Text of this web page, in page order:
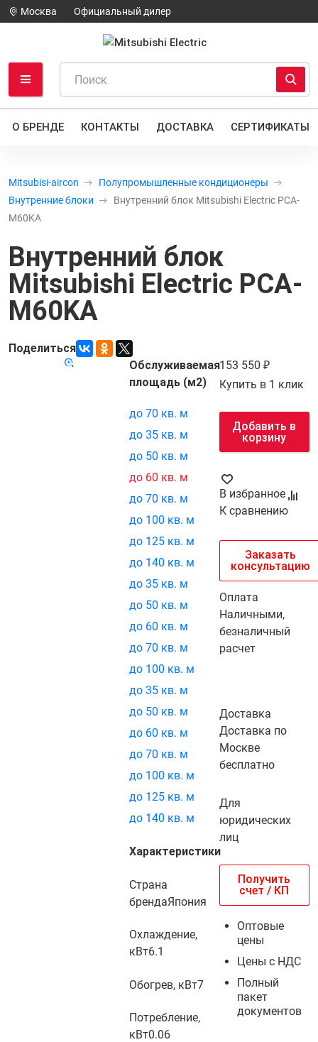
Москва Официальный дилер
О БРЕНДЕ КОНТАКТЫ ДОСТАВКА СЕРТИФИКАТЫ
Mitsubisi-aircon
Полупромышленные кондиционеры
Внутренние блоки
Внутренний блок Mitsubishi Electric PCA-
M60KA
Внутренний блок
Mitsubishi Electric PCA-
M60KA
Поделиться
Код товара:
153 550
Купить в 1 клик
Добавить в
корзину
В избранное
К сравнению
Заказать
консультацию
Оплата
Наличными,
безналичный
расчет
Доставка
Доставка по
Москве
бесплатно
Для
юридических
лиц
Получить
счет / КП
Оптовые
цены
Цены с НДС
Полный
пакет
документов
Обслуживаемая
площадь (м2)
до 70 кв. м
до 35 кв. м
до 50 кв. м
до 60 кв. м
до 70 кв. м
до 100 кв. м
до 125 кв. м
до 140 кв. м
до 35 кв. м
до 50 кв. м
до 60 кв. м
до 70 кв. м
до 100 кв. м
до 35 кв. м
до 50 кв. м
до 60 кв. м
до 70 кв. м
до 100 кв. м
до 125 кв. м
до 140 кв. м
Характеристики
Страна
брендаЯпония
Охлаждение,
кВт6.1
Обогрев, кВт7
Потребление,
кВт0.06